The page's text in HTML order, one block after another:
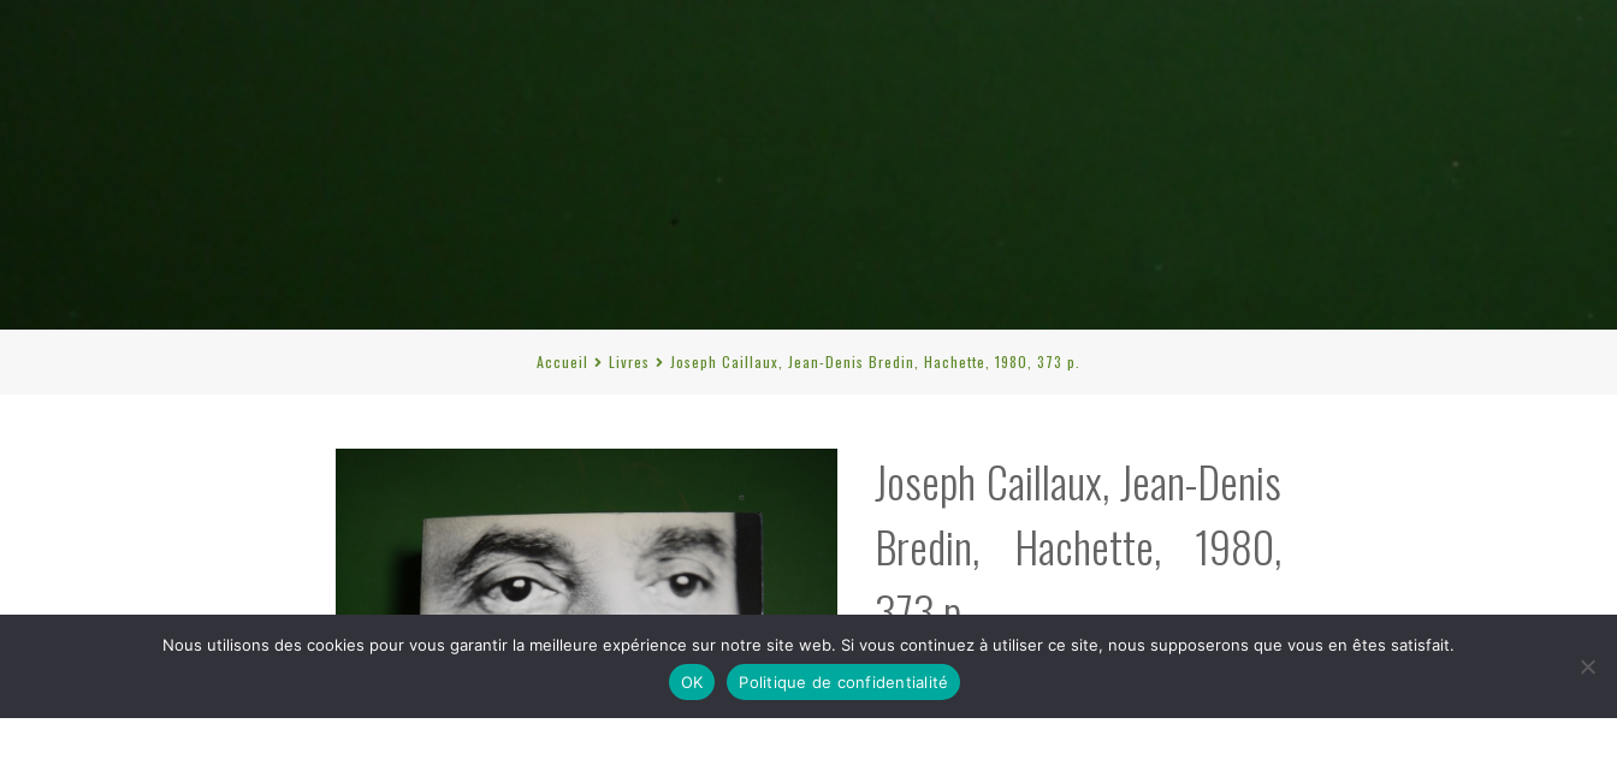
Accueil Livres Joseph Caillaux, Jean-Denis Bredin, Hachette, 1980, 373 p.
Joseph Caillaux, Jean-Denis
Bredin, Hachette, 1980,
373 p.
€10,00
Nous utilisons des cookies pour vous garantir la meilleure expérience sur notre site web. Si vous continuez à utiliser ce site, nous supposerons que vous en êtes satisfait.
OK
Politique de confidentialité